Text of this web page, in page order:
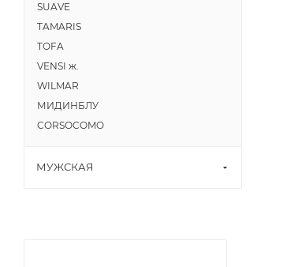
SUAVE
TAMARIS
TOFA
VENSI ж.
WILMAR
МИДИНБЛУ
CORSOCOMO
МУЖСКАЯ